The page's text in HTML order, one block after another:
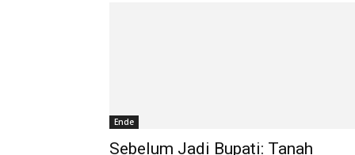
Ende
Sebelum Jadi Bupati: Tanah